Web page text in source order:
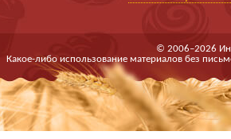
© 2006–2026
Какое-либо использование материалов без